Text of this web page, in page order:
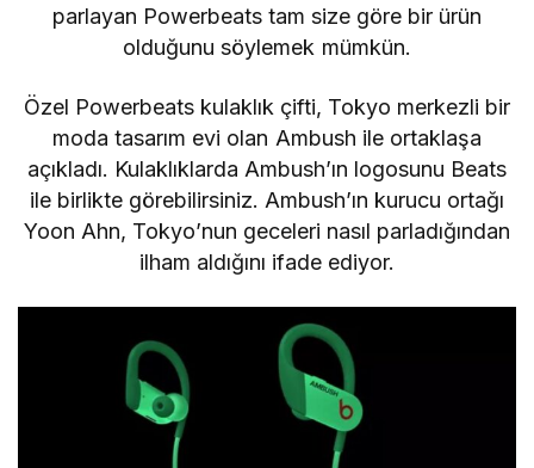
parlayan Powerbeats tam size göre bir ürün
olduğunu söylemek mümkün.
Özel Powerbeats kulaklık çifti, Tokyo merkezli bir
moda tasarım evi olan Ambush ile ortaklaşa
açıkladı. Kulaklıklarda Ambush’ın logosunu Beats
ile birlikte görebilirsiniz. Ambush’ın kurucu ortağı
Yoon Ahn, Tokyo’nun geceleri nasıl parladığından
ilham aldığını ifade ediyor.